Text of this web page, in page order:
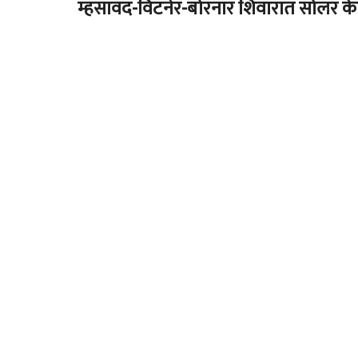
म्हसावद-विटनेर-बोरनार शिवारात सोलर